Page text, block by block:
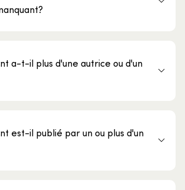
a-t-il plus d'une autrice ou d'un
est-il publié par un ou plus d'un